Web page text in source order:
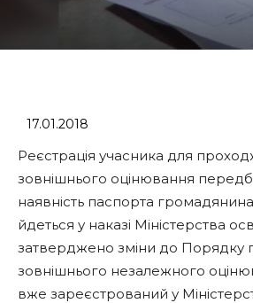
17.01.2018
Реєстрація учасника для
зовнішнього оцінювання
наявність паспорта
йдеться у наказі Міністерства
затверджено зміни до Порядку
зовнішнього незалежного
вже зареєстрований у